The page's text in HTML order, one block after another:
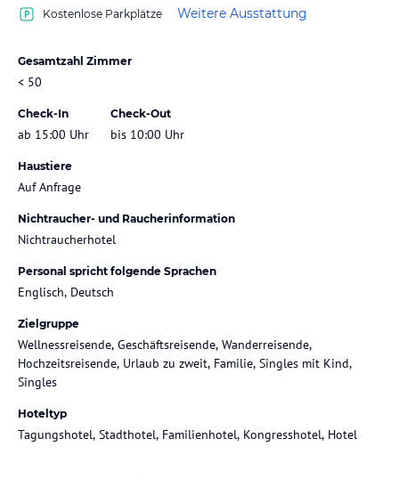
Kostenlose Parkplätze Weitere Ausstattung
Gesamtzahl Zimmer
< 50
Check-In
ab 15:00 Uhr
Check-Out
bis 10:00 Uhr
Haustiere
Auf Anfrage
Nichtraucher- und Raucherinformation
Nichtraucherhotel
Personal spricht folgende Sprachen
Englisch, Deutsch
Zielgruppe
Wellnessreisende, Geschäftsreisende, Wanderreisende,
Hochzeitsreisende, Urlaub zu zweit, Familie, Singles mit Kind,
Singles
Hoteltyp
Tagungshotel, Stadthotel, Familienhotel, Kongresshotel, Hotel